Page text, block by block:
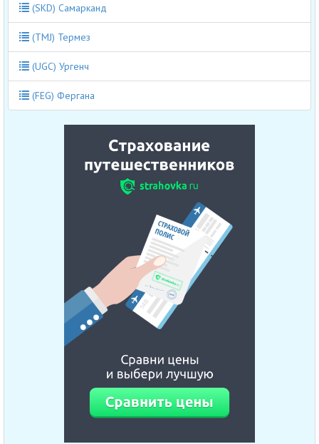
(SKD) Самарканд
(TMJ) Термез
(UGC) Ургенч
(FEG) Фергана